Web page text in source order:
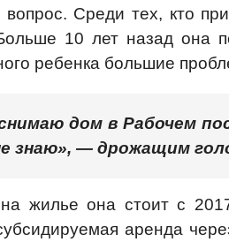
вопрос. Среди тех, кто
10 лет назад она
ребенка большие
дом в Рабочем
знаю», — дрожащим
жилье она стоит с
аренда